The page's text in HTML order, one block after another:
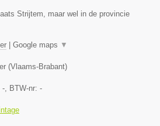
Strijtem, maar wel in de provincie
| Google maps ▼
(Vlaams-Brabant)
- , BTW-nr: -